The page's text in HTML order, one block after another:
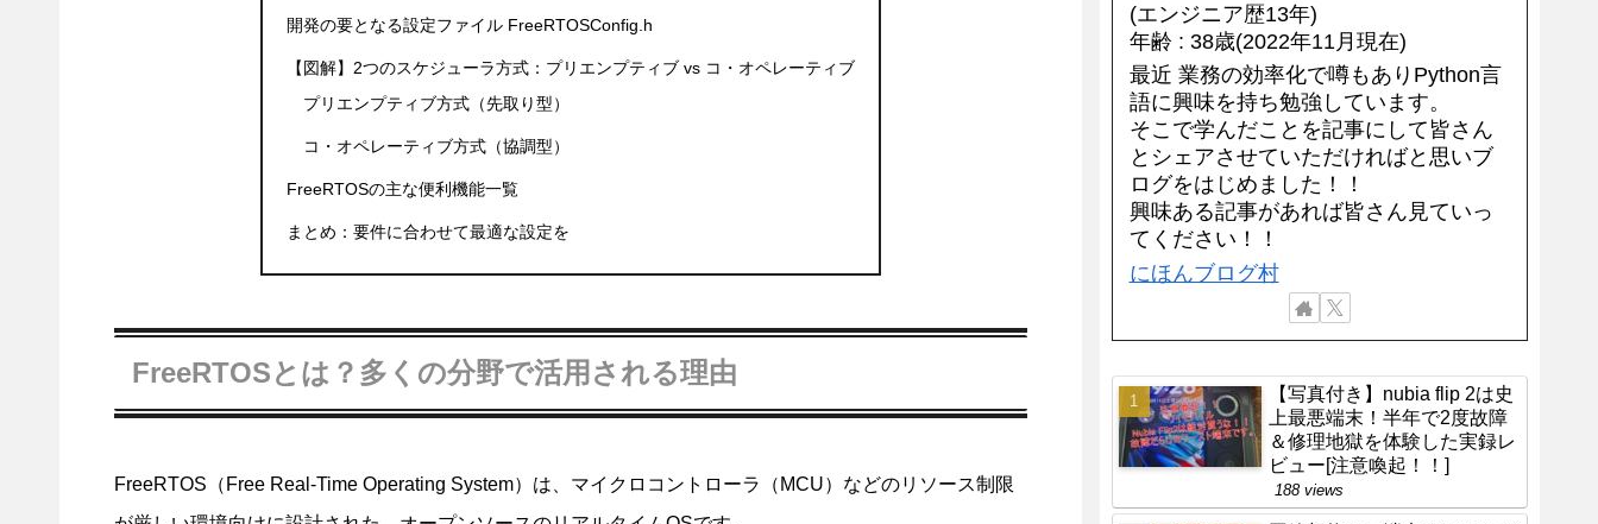
開発の要となる設定ファイル FreeRTOSConfig.h
【図解】2つのスケジューラ方式：プリエンプティブ vs コ・オペレーティブ
プリエンプティブ方式（先取り型）
コ・オペレーティブ方式（協調型）
FreeRTOSの主な便利機能一覧
まとめ：要件に合わせて最適な設定を
FreeRTOSとは？多くの分野で活用される理由
FreeRTOS（Free Real-Time Operating System）は、マイクロコントローラ（MCU）などのリソース制限
(エンジニア歴13年)
年齢 : 38歳(2022年11月現在)
最近 業務の効率化で噂もありPython言
語に興味を持ち勉強しています。
そこで学んだことを記事にして皆さん
とシェアさせていただければと思いブ
ログをはじめました！！
興味ある記事があれば皆さん見ていっ
てください！！
にほんブログ村
【写真付き】nubia flip 2は史
上最悪端末！半年で2度故障
＆修理地獄を体験した実録レ
ビュー[注意喚起！！]
188 views